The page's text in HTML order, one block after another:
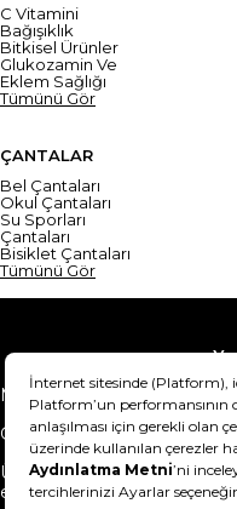
C Vitamini
Bağışıklık
Bitkisel Ürünler
Glukozamin Ve
Eklem Sağlığı
Tümünü Gör
ÇANTALAR
Bel Çantaları
Okul Çantaları
Su Sporları
Çantaları
Bisiklet Çantaları
Tümünü Gör
Mesafeli Satış Sözleşmesi
Gizlilik Sözleşmesi
Ürünümü nasıl iade
edebilirim?